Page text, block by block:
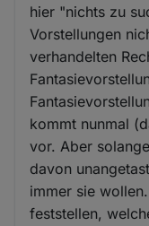
hier "nichts zu
Vorstellungen
verhandelten
kommt nunmal
vor. Aber
davon
immer sie
feststellen,